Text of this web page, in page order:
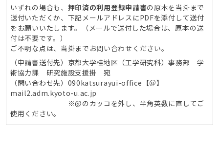
いずれの場合も、 押印済の利用登録申請書の原本を当掛まで
送付いただくか、下記メールアドレスにPDFを添付して送付
をお願いいたします。（メールで送付した場合は、原本の送
付は不要です。）
ご不明な点は、当掛までお問い合わせください。
（申請書送付先）京都大学桂地区（工学研究科）事務部 学
術協力課 研究施設支援掛 宛
（問い合わせ先）090katsurayui-office【＠】
mail2.adm.kyoto-u.ac.jp
※@のカッコを外し、半角英数に直してご
使用ください。